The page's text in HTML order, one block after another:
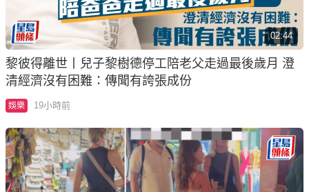
02:44
黎彼得離世丨兒子黎樹德停工陪老父走過最後歲月 澄
清經濟沒有困難：傳聞有誇張成份
娛樂 19小時前